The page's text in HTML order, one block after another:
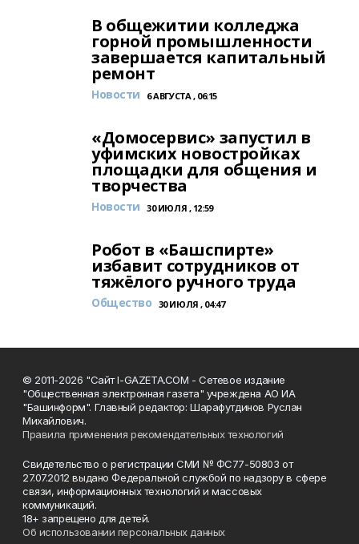
В общежитии колледжа
горной промышленности
завершается капитальный
ремонт
Новости 6 АВГУСТА , 06:15
«Домосервис» запустил в
уфимских новостройках
площадки для общения и
творчества
Новости 30 ИЮЛЯ , 12:59
Робот в «Башспирте»
избавит сотрудников от
тяжёлого ручного труда
Общество 30 ИЮЛЯ , 04:47
© 2011-2026 "Сайт I-GAZETA.COM - Сетевое издание
"Общественная электронная газета" учреждена АО ИА
"Башинформ". Главный редактор: Шарафутдинов Руслан
Михайлович.
Правила применения рекомендательных технологий
Свидетельство о регистрации СМИ № ФС77-50803 от
27.07.2012 выдано Федеральной службой по надзору в сфере
связи, информационных технологий и массовых
коммуникаций.
18+ запрещено для детей.
Об использовании персональных данных